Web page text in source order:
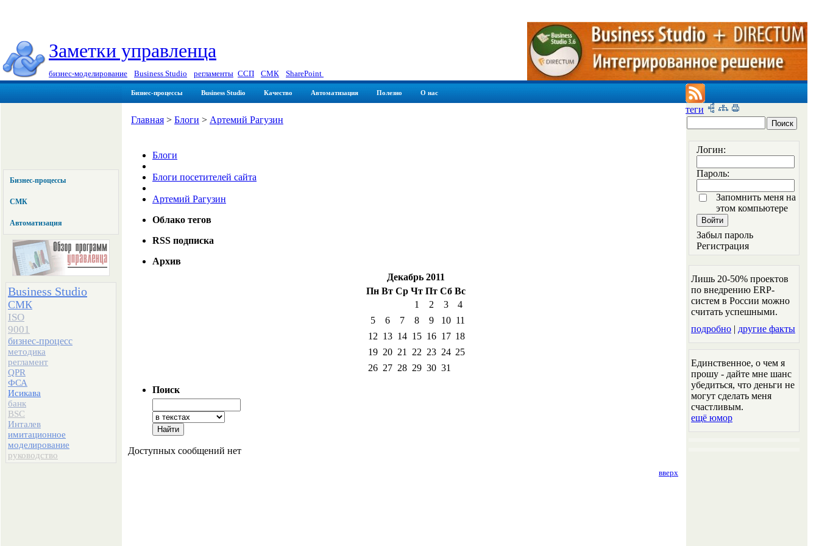
Заметки управленца
бизнес-моделирование Business Studio регламенты ССП СМК SharePoint
Бизнес-процессы Business Studio Качество Автоматизация Полезно О нас
Бизнес-процессы
СМК
Автоматизация
Business Studio
СМК
ISO
9001
бизнес-процесс
методика
регламент
QPR
ФСА
Исикава
банк
BSC
Инталев
имитационное
моделирование
руководство
Главная > Блоги > Артемий Рагузин
Блоги
Блоги посетителей сайта
Артемий Рагузин
Облако тегов
RSS подписка
Архив
Декабрь 2011
Пн Вт Ср Чт Пт Сб Вс
1
2 3
4
5
6 7 8 9 10 11
12 13 14 15 16 17 18
19 20 21 22 23 24 25
26 27 28 29 30 31
Поиск
Доступных сообщений нет
вверх
теги
Логин:
Пароль:
Запомнить меня на
этом компьютере
Забыл пароль
Регистрация
Лишь 20-50% проектов
по внедрению ERP-
систем в России можно
считать успешными.
подробно | другие факты
Единственное, о чем я
прошу - дайте мне шанс
убедиться, что деньги не
могут сделать меня
счастливым.
ещё юмор